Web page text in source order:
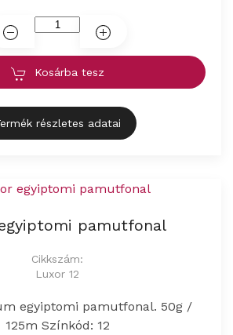
Kosárba tesz
részletes adatai
pamutfonal
Cikkszám:
Luxor 12
egyiptomi pamutfonal. 50g /
125m Színkód: 12